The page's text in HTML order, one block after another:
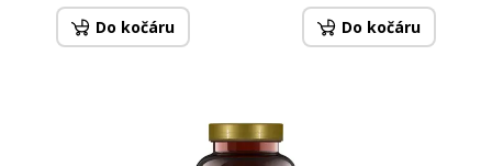
Do kočáru Do kočáru